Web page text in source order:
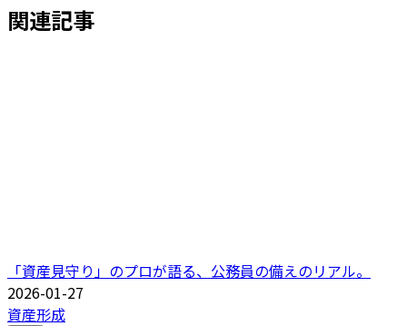
関連記事
「資産見守り」のプロが語る、公務員の備えのリアル。
2026-01-27
資産形成